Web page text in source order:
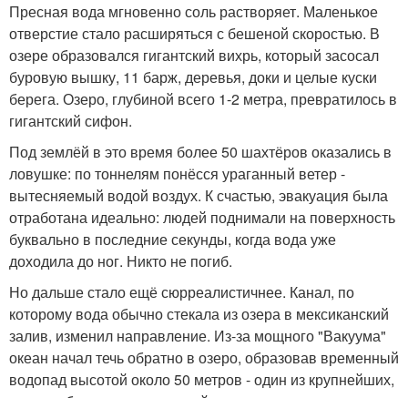
Пресная вода мгновенно соль растворяет. Маленькое
отверстие стало расширяться с бешеной скоростью. В
озере образовался гигантский вихрь, который засосал
буровую вышку, 11 барж, деревья, доки и целые куски
берега. Озеро, глубиной всего 1-2 метра, превратилось в
гигантский сифон.
Под землёй в это время более 50 шахтёров оказались в
ловушке: по тоннелям понёсся ураганный ветер -
вытесняемый водой воздух. К счастью, эвакуация была
отработана идеально: людей поднимали на поверхность
буквально в последние секунды, когда вода уже
доходила до ног. Никто не погиб.
Но дальше стало ещё сюрреалистичнее. Канал, по
которому вода обычно стекала из озера в мексиканский
залив, изменил направление. Из-за мощного "Вакуума"
океан начал течь обратно в озеро, образовав временный
водопад высотой около 50 метров - один из крупнейших,